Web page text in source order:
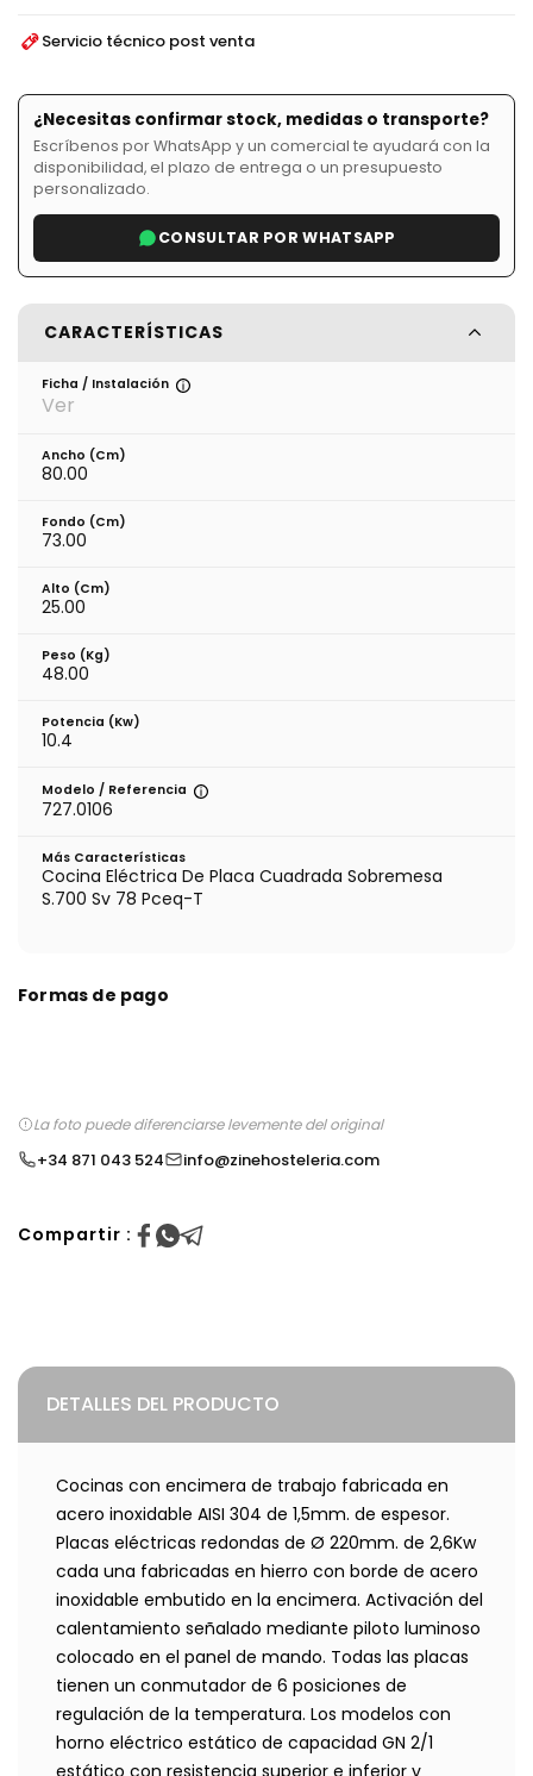
Servicio técnico post venta
¿Necesitas confirmar stock, medidas o transporte?
Escríbenos por WhatsApp y un comercial te ayudará con la
disponibilidad, el plazo de entrega o un presupuesto
personalizado.
CONSULTAR POR WHATSAPP
CARACTERÍSTICAS
Ficha / Instalación
Ver
Ancho (cm)
80.00
Fondo (cm)
73.00
Alto (cm)
25.00
Peso (kg)
48.00
Potencia (Kw)
10.4
Modelo / Referencia
727.0106
Más Características
Cocina Eléctrica De Placa Cuadrada Sobremesa
S.700 Sv 78 Pceq-T
Formas de pago
La foto puede diferenciarse levemente del original
+34 871 043 524 info@zinehosteleria.com
Compartir :
DETALLES DEL PRODUCTO
Cocinas con encimera de trabajo fabricada en
acero inoxidable AISI 304 de 1,5mm. de espesor.
Placas eléctricas redondas de Ø 220mm. de 2,6Kw
cada una fabricadas en hierro con borde de acero
inoxidable embutido en la encimera. Activación del
calentamiento señalado mediante piloto luminoso
colocado en el panel de mando. Todas las placas
tienen un conmutador de 6 posiciones de
regulación de la temperatura. Los modelos con
horno eléctrico estático de capacidad GN 2/1
estático con resistencia superior e inferior y